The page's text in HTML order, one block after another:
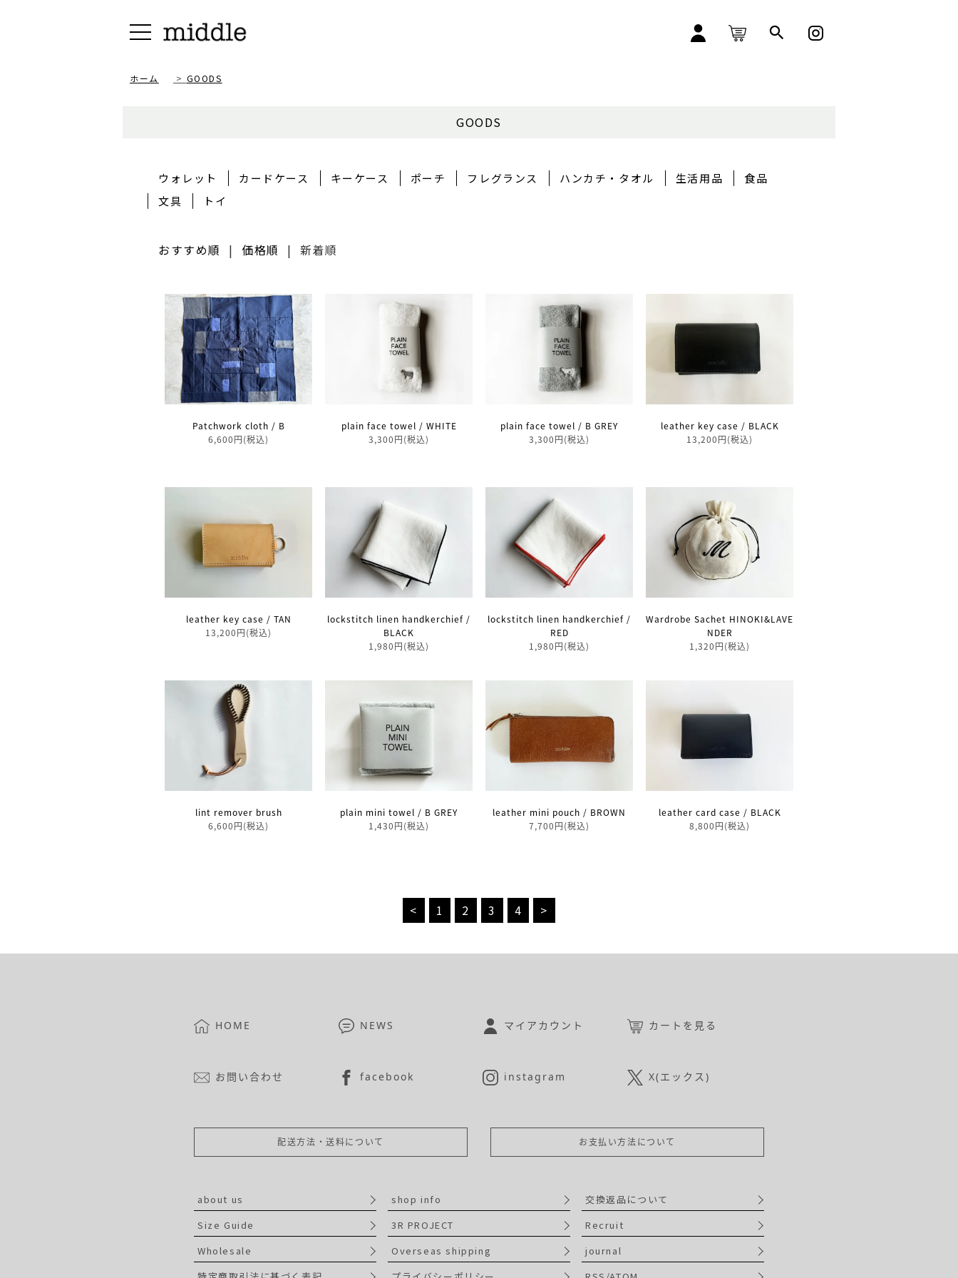
ホーム > GOODS
GOODS
ウォレット カードケース キーケース ポーチ フレグランス ハンカチ・タオル 生活用品
食品
文具
トイ
おすすめ順 | 価格順 | 新着順
Patchwork cloth / B
6,600円(税込)
plain face towel / WHITE
3,300円(税込)
plain face towel / B GREY
3,300円(税込)
leather key case / BLACK
13,200円(税込)
leather key case / TAN
13,200円(税込)
lockstitch linen handkerchief /
BLACK
1,980円(税込)
lockstitch linen handkerchief /
RED
1,980円(税込)
Wardrobe Sachet HINOKI&LAVE
NDER
1,320円(税込)
lint remover brush
6,600円(税込)
plain mini towel / B GREY
1,430円(税込)
leather mini pouch / BROWN
7,700円(税込)
leather card case / BLACK
8,800円(税込)
< 1 2 3 4 >
HOME NEWS マイアカウント カートを見る
お問い合わせ facebook instagram X(エックス)
配送方法・送料について お支払い方法について
about us shop info
交換返品について
Size Guide
3R PROJECT
Recruit
Wholesale
Overseas shipping
journal